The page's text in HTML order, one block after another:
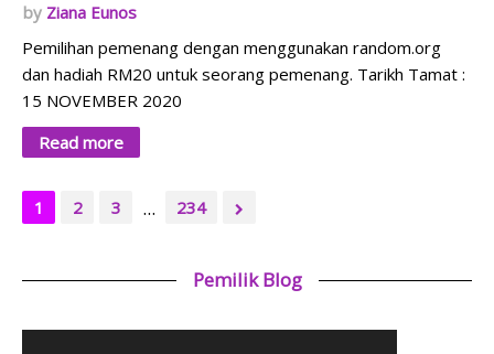
Ziana Eunos
Pemilihan pemenang dengan menggunakan random.org
dan hadiah RM20 untuk seorang pemenang. Tarikh Tamat :
15 NOVEMBER 2020
Read more
1 2 3 ... 234
Pemilik Blog